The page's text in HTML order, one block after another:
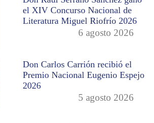
el XIV Concurso Nacional de
Literatura Miguel Riofrío 2026
6 agosto 2026
Don Carlos Carrión recibió el
Premio Nacional Eugenio Espejo
2026
5 agosto 2026